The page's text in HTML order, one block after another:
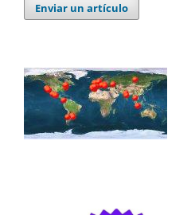
Enviar un artículo